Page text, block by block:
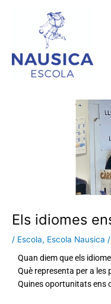
Els idiomes
/ Escola, Escola Nausica
Quan diem que els
Què representa per a les
Quines oportunitats ens